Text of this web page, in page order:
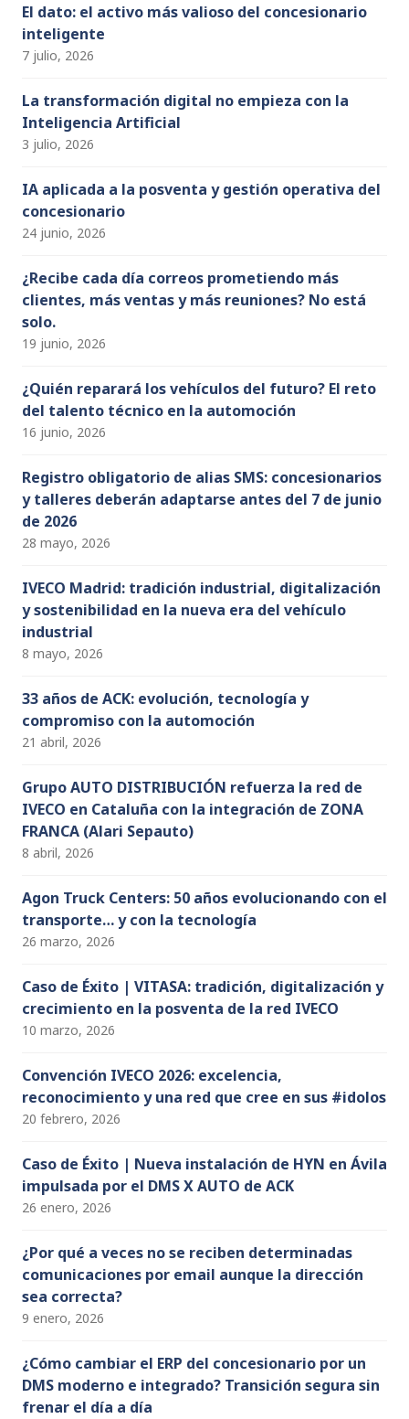
El dato: el activo más valioso del concesionario
inteligente
7 julio, 2026
La transformación digital no empieza con la
Inteligencia Artificial
3 julio, 2026
IA aplicada a la posventa y gestión operativa del
concesionario
24 junio, 2026
¿Recibe cada día correos prometiendo más
clientes, más ventas y más reuniones? No está
solo.
19 junio, 2026
¿Quién reparará los vehículos del futuro? El reto
del talento técnico en la automoción
16 junio, 2026
Registro obligatorio de alias SMS: concesionarios
y talleres deberán adaptarse antes del 7 de junio
de 2026
28 mayo, 2026
IVECO Madrid: tradición industrial, digitalización
y sostenibilidad en la nueva era del vehículo
industrial
8 mayo, 2026
33 años de ACK: evolución, tecnología y
compromiso con la automoción
21 abril, 2026
Grupo AUTO DISTRIBUCIÓN refuerza la red de
IVECO en Cataluña con la integración de ZONA
FRANCA (Alari Sepauto)
8 abril, 2026
Agon Truck Centers: 50 años evolucionando con el
transporte… y con la tecnología
26 marzo, 2026
Caso de Éxito | VITASA: tradición, digitalización y
crecimiento en la posventa de la red IVECO
10 marzo, 2026
Convención IVECO 2026: excelencia,
reconocimiento y una red que cree en sus #idolos
20 febrero, 2026
Caso de Éxito | Nueva instalación de HYN en Ávila
impulsada por el DMS X AUTO de ACK
26 enero, 2026
¿Por qué a veces no se reciben determinadas
comunicaciones por email aunque la dirección
sea correcta?
9 enero, 2026
¿Cómo cambiar el ERP del concesionario por un
DMS moderno e integrado? Transición segura sin
frenar el día a día